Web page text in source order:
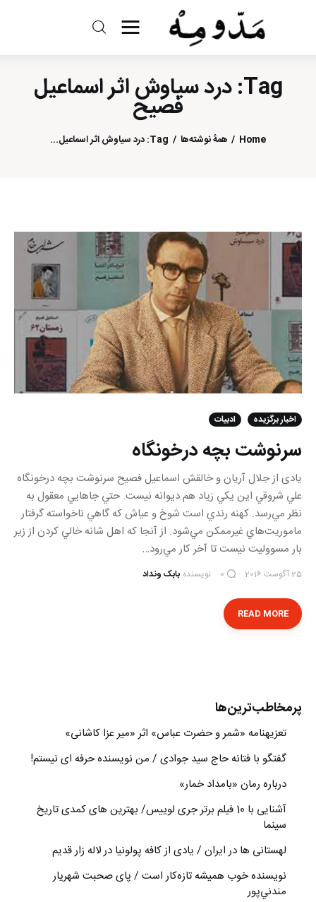
Tag: درد سیاوش اثر اسماعیل
فصیح
Home همهٔ نوشته‌ها Tag: درد سیاوش اثر اسماعیل...
مد و مه
ادبیات
سینما
درباره ما
اخبار برگزیده ادبیات
سرنوشت بچه درخونگاه
یادی از جلال آریان و خالقش اسماعیل فصیح سرنوشت بچه درخونگاه
علي شروقي اين يكي زياد هم ديوانه نيست. حتي جاهايي معقول به
نظر مي‌رسد. كهنه رندي است شوخ و عياش كه گاهي ناخواسته گرفتار
ماموريت‌هاي غيرممكن مي‌شود. از آنجا كه اهل شانه خالي كردن از زير
بار مسووليت نيست تا آخر كار مي‌رود…
25 آگوست 2016 0 نویسنده بابک ونداد
READ MORE
پرمخاطب‌ترین‌ها
تعزیه‎نامه‏ «شمر و حضرت عباس» اثر «میر عزا کاشانی»
گفتگو با فتانه حاج سید جوادی / من نویسنده حرفه ای نیستم!
درباره رمان «بامداد خمار»
آشنایی با 10 فیلم برتر جری لوییس/ بهترین های کمدی تاریخ
سینما
لهستانی ها در ایران / یادی از کافه پولونیا در لاله زار قدیم
نويسنده خوب هميشه تازه‌كار است / پای صحبت شهريار
مندني‌پور